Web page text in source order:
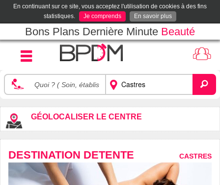
En continuant sur ce site, vous acceptez l'utilisation de cookies à des fins
statistiques.
Je comprends En savoir plus
Bons Plans Dernière Minute Beauté
GÉOLOCALISER LE CENTRE
DESTINATION DETENTE CASTRES